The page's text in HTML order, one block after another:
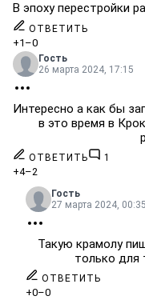
В эпоху перестройки
ОТВЕТИТЬ
+1 –0
Гость
26 марта 2024, 17:15
Интересно а как бы
в это время в
ОТВЕТИТЬ 1
+4–2
Гость
27 марта 2024, 00:35
Такую крамолу
только для
ОТВЕТИТЬ
+0–0